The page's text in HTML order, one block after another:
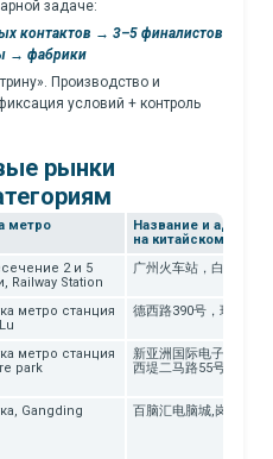
задаче:
контактов → 3–5 финалистов
→ фабрики
Производство и
условий + контроль
рынки
метро
Название и адрес
на китайском языке
2 и 5
Railway Station
广州火车站，白马广场
метро станция
德西路390号，玩具城
метро станция
park
新亚洲国际电子数码城,
西堤二马路55号
Gangding 百脑汇电脑城,岗顶